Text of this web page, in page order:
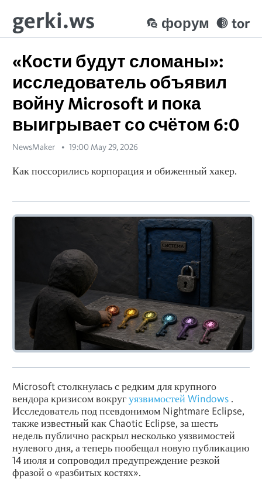
gerki.ws tor
форум
«Кости будут сломаны»:
исследователь объявил
войну Microsoft и пока
выигрывает со счётом 6:0
NewsMaker 19:00 May 29, 2026
Как поссорились корпорация и обиженный хакер.
Microsoft столкнулась с редким для крупного
вендора кризисом вокругуязвимостей Windows .
Исследователь под псевдонимом Nightmare Eclipse,
также известный как Chaotic Eclipse, за шесть
недель публично раскрыл несколько уязвимостей
нулевого дня, а теперь пообещал новую публикацию
14 июля и сопроводил предупреждение резкой
фразой о «разбитых костях».